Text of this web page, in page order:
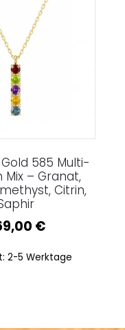
585 Multi-
Mix – Granat,
Citrin,
€
2-5 Werktage